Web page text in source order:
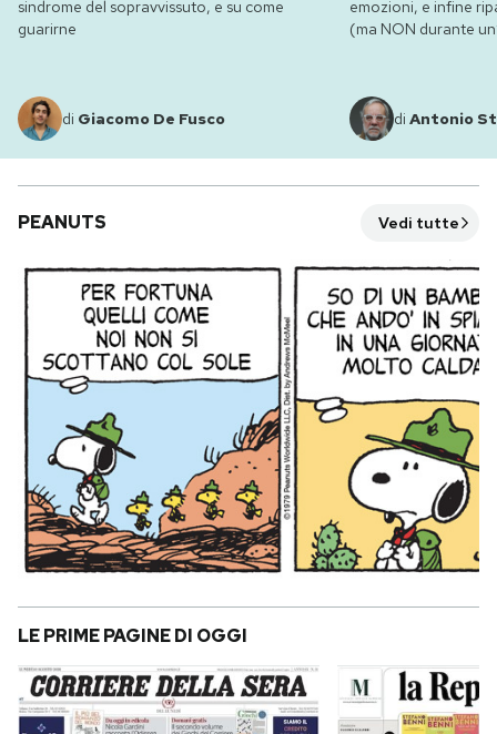
sindrome del sopravvissuto, e su come
guarirne
di Giacomo De Fusco
emozioni, e infine
(ma NON durante
di Antonio
PEANUTS Vedi tutte
LE PRIME PAGINE DI OGGI